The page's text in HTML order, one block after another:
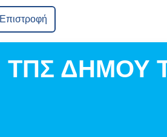
Επιστροφή
ΤΠΣ ΔΗΜΟΥ